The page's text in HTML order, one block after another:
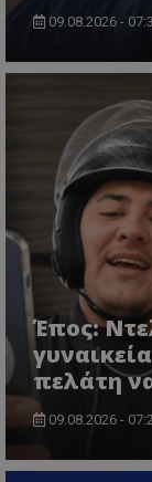
09.08.2026 -
Έπος:
πελάτη
09.08.2026 -